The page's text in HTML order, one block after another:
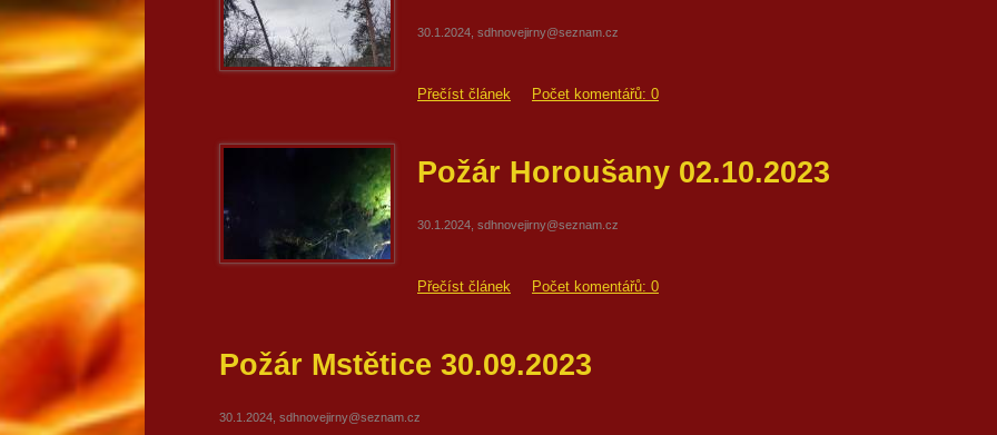
30.1.2024, sdhnovejirny@seznam.cz
Přečíst článek Počet komentářů: 0
Požár Horoušany 02.10.2023
30.1.2024, sdhnovejirny@seznam.cz
Přečíst článek Počet komentářů: 0
Požár Mstětice 30.09.2023
30.1.2024, sdhnovejirny@seznam.cz